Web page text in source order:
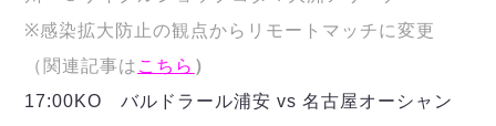
※感染拡大防止の観点からリモートマッチに変更
（関連記事は こちら ）
17:00KO バルドラール浦安 vs 名古屋オーシャン